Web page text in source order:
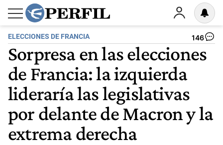
ELECCIONES DE FRANCIA 146
Sorpresa en las elecciones
de Francia: la izquierda
lideraría las legislativas
por delante de Macron y la
extrema derecha